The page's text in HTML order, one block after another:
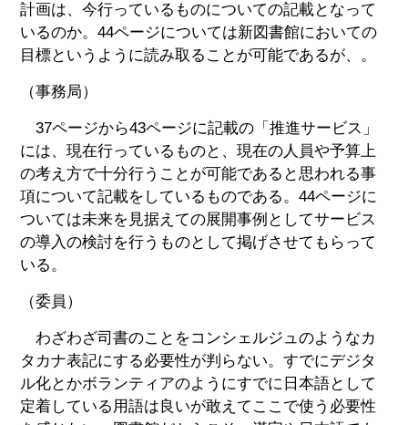
計画は、今行っているものについての記載となって
いるのか。44ページについては新図書館においての
目標というように読み取ることが可能であるが、。
（事務局）
37ページから43ページに記載の「推進サービス」
には、現在行っているものと、現在の人員や予算上
の考え方で十分行うことが可能であると思われる事
項について記載をしているものである。44ページに
ついては未来を見据えての展開事例としてサービス
の導入の検討を行うものとして掲げさせてもらって
いる。
（委員）
わざわざ司書のことをコンシェルジュのようなカ
タカナ表記にする必要性が判らない。すでにデジタ
ル化とかボランティアのようにすでに日本語として
定着している用語は良いが敢えてここで使う必要性